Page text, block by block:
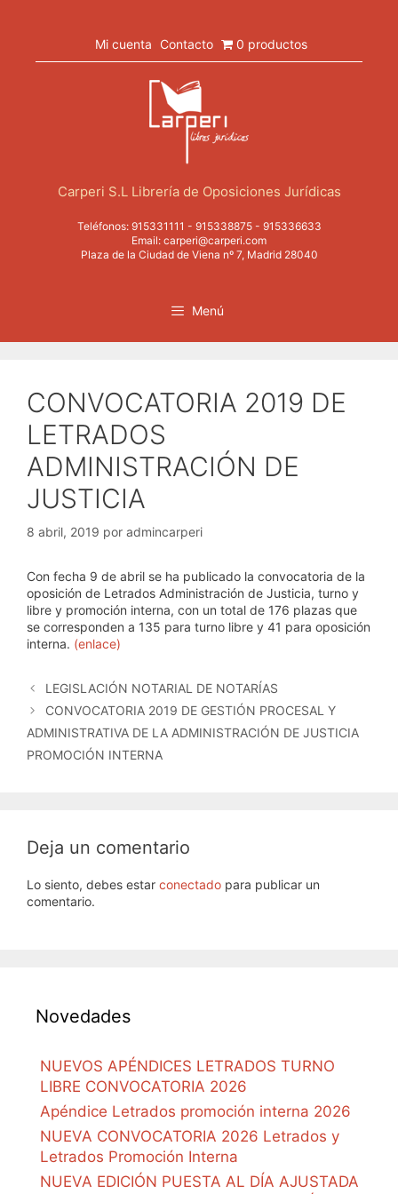
Mi cuenta Contacto 0 productos
Carperi S.L Librería de Oposiciones Jurídicas
Teléfonos: 915331111 - 915338875- 915336633
Email: carperi@carperi.com
Plaza de la Ciudad de Viena nº 7, Madrid 28040
Menú
CONVOCATORIA 2019 DE
LETRADOS
ADMINISTRACIÓN DE
JUSTICIA
8 abril, 2019 por admincarperi
Con fecha 9 de abril se ha publicado la convocatoria de la
oposición de Letrados Administración de Justicia, turno y
libre y promoción interna, con un total de 176 plazas que
se corresponden a 135 para turno libre y 41 para oposición
interna. (enlace)
LEGISLACIÓN NOTARIAL DE NOTARÍAS
CONVOCATORIA 2019 DE GESTIÓN PROCESAL Y
ADMINISTRATIVA DE LA ADMINISTRACIÓN DE JUSTICIA
PROMOCIÓN INTERNA
Deja un comentario
Lo siento, debes estar conectado para publicar un
comentario.
Novedades
NUEVOS APÉNDICES LETRADOS TURNO
LIBRE CONVOCATORIA 2026
Apéndice Letrados promoción interna 2026
NUEVA CONVOCATORIA 2026 Letrados y
Letrados Promoción Interna
NUEVA EDICIÓN PUESTA AL DÍA AJUSTADA